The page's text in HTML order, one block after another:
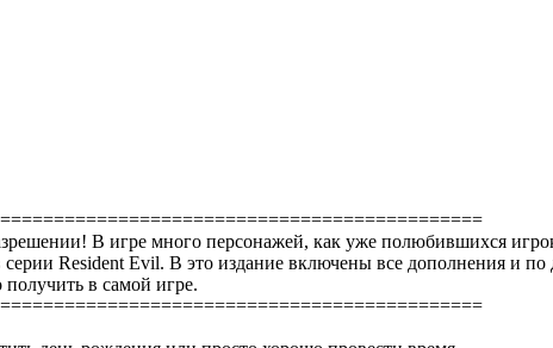
В игре много персонажей, как уже полюбившихся
Resident Evil. В это издание включены все дополнения и по
в самой игре.